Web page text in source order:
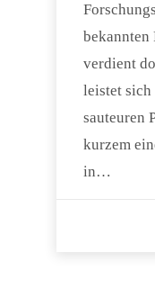
bekannten
verdient
leistet sich
sauteuren
kurzem
in…